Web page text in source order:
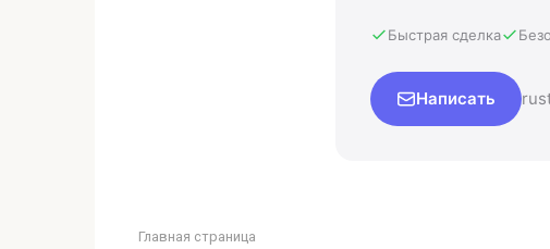
Быстрая сделка
Написать
Главная страница